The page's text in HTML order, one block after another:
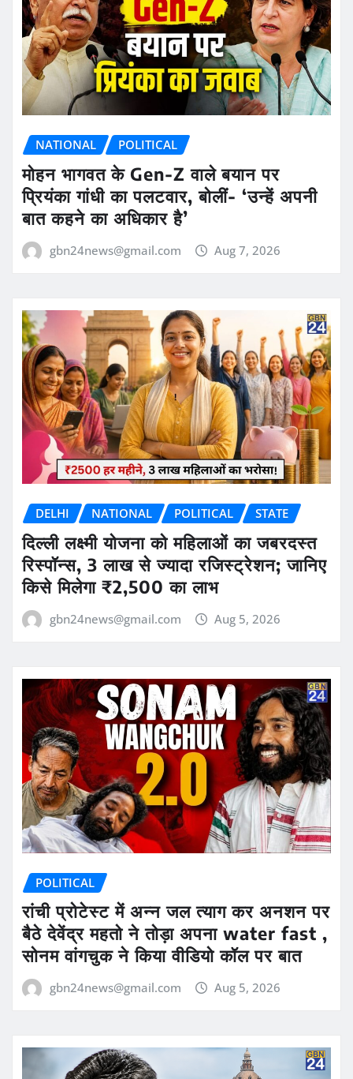
NATIONAL POLITICAL
मोहन भागवत के Gen-Z वाले बयान पर
प्रियंका गांधी का पलटवार, बोलीं- ‘उन्हें अपनी
बात कहने का अधिकार है’
gbn24news@gmail.com Aug 7, 2026
DELHI NATIONAL POLITICAL STATE
दिल्ली लक्ष्मी योजना को महिलाओं का जबरदस्त
रिस्पॉन्स, 3 लाख से ज्यादा रजिस्ट्रेशन; जानिए
किसे मिलेगा ₹2,500 का लाभ
gbn24news@gmail.com Aug 5, 2026
POLITICAL
रांची प्रोटेस्ट में अन्न जल त्याग कर अनशन पर
बैठे देवेंद्र महतो ने तोड़ा अपना water fast ,
सोनम वांगचुक ने किया वीडियो कॉल पर बात
gbn24news@gmail.com Aug 5, 2026